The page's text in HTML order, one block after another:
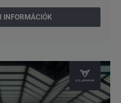
INFORMÁCIÓK